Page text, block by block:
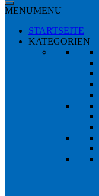
MENUMENU
STARTSEITE
KATEGORIEN